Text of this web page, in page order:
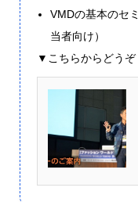
VMDの基本のセ
当者向け）
▼こちらからどうぞ